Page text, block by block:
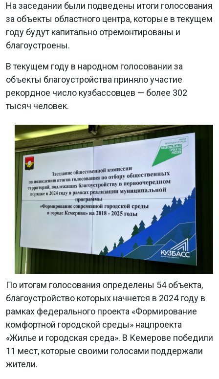
На заседании были подведены итоги голосования
за объекты областного центра, которые в текущем
году будут капитально отремонтированы и
благоустроены.
В текущем году в народном голосовании за
объекты благоустройства приняло участие
рекордное число кузбассовцев — более 302
тысяч человек.
По итогам голосования определены 54 объекта,
благоустройство которых начнется в 2024 году в
рамках федерального проекта «Формирование
комфортной городской среды» нацпроекта
«Жилье и городская среда». В Кемерове победили
11 мест, которые своими голосами поддержали
жители.